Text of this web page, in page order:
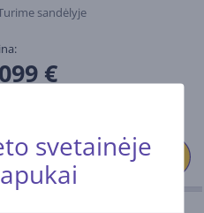
svetainėje
sandėlyje
€